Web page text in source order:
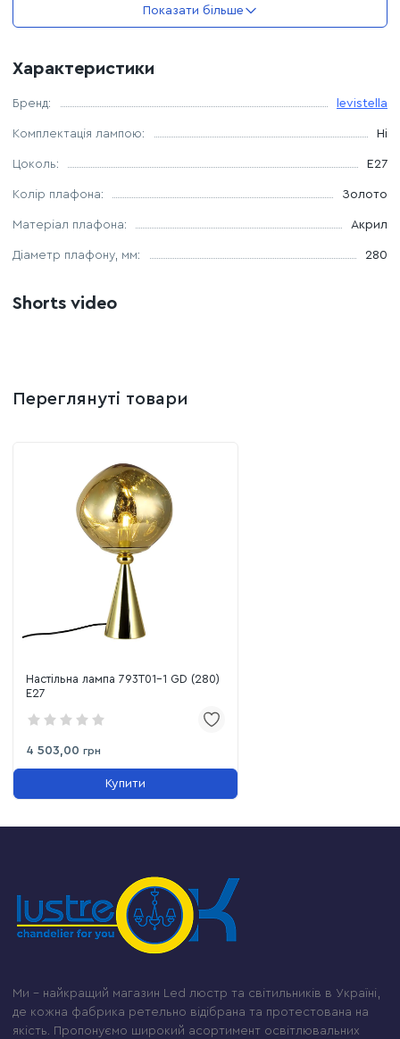
Джерело світла: 1 лампа Е27
Комплектація лампочками: немає
Показати більше
Характеристики
Бренд: levistella
Комплектація лампою: Ні
Цоколь: E27
Колір плафона: Золото
Матеріал плафона: Акрил
Дiаметр плафону, мм: 280
Shorts video
Переглянуті товари
Настільна лампа 793T01-1 GD (280)
E27
4 503,00 грн
Купити
Ми – найкращий магазин Led люстр та світильників в Україні,
де кожна фабрика ретельно відібрана та протестована на
якість. Пропонуємо широкий асортимент освітлювальних